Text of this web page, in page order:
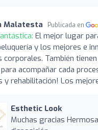
Malatesta Publicada en
El mejor lugar
y los mejores e
También
acompañar cada
y rehabilitación! Los
Esthetic Look
Muchas gracias